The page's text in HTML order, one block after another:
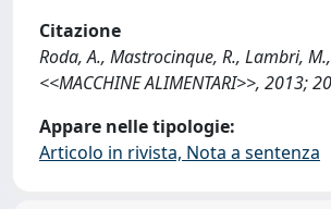
Citazione
Roda, A., Mastrocinque, R., Lambri,
<<MACCHINE ALIMENTARI>>,
Appare nelle tipologie:
Articolo in rivista, Nota a sentenza